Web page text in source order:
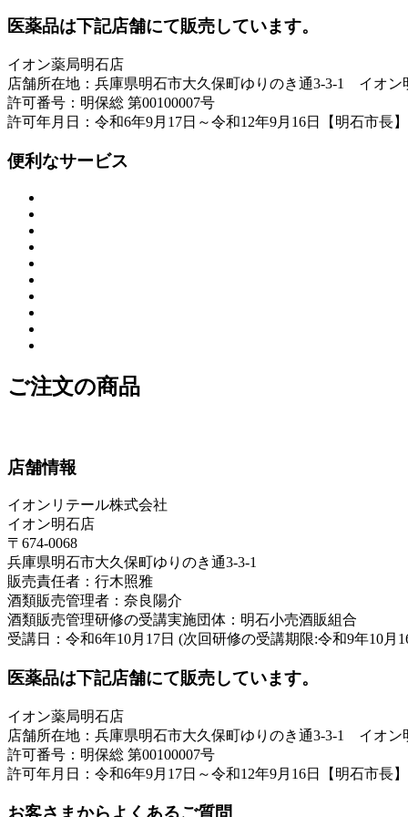
医薬品は下記店舗にて販売しています。
イオン薬局明石店
店舗所在地：兵庫県明石市大久保町ゆりのき通3-3-1 イオン
許可番号：明保総 第00100007号
許可年月日：令和6年9月17日～令和12年9月16日【明石市長】
便利なサービス
ご注文の商品
店舗情報
イオンリテール株式会社
イオン明石店
〒674-0068
兵庫県明石市大久保町ゆりのき通3-3-1
販売責任者：行木照雅
酒類販売管理者：奈良陽介
酒類販売管理研修の受講実施団体：明石小売酒販組合
受講日：令和6年10月17日 (次回研修の受講期限:令和9年10月
医薬品は下記店舗にて販売しています。
イオン薬局明石店
店舗所在地：兵庫県明石市大久保町ゆりのき通3-3-1 イオン
許可番号：明保総 第00100007号
許可年月日：令和6年9月17日～令和12年9月16日【明石市長】
お客さまからよくあるご質問